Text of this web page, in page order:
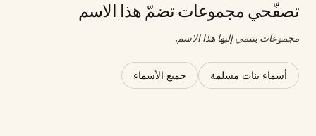
تصفّحي مجموعات تضمّ هذا الاسم
مجموعات ينتمي إليها هذا الاسم.
أسماء بنات مسلمة جميع الأسماء